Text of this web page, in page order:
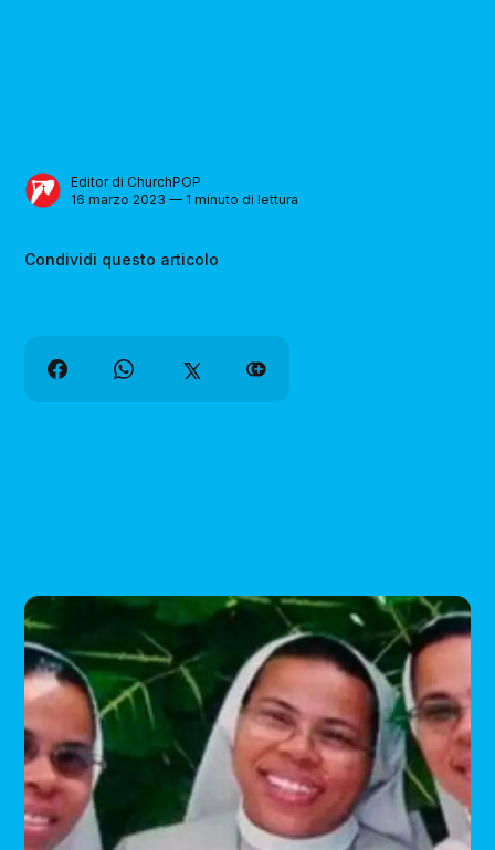
Editor di ChurchPOP
16 marzo 2023 — 1 minuto di lettura
Condividi questo articolo